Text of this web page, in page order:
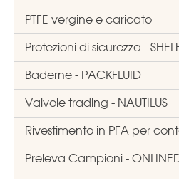
PTFE vergine e caricato
Protezioni di sicurezza -
Baderne - PACKFLUID
Valvole trading - NAUTILUS
Rivestimento in PFA per
Preleva Campioni -